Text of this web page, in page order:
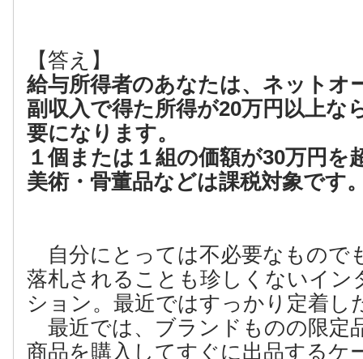
【答え】
給与所得者のあなたは、ネットオ
副収入で得た所得が20万円以上な
要になります。
１個または１組の価額が30万円を
美術・骨董品などは課税対象です
自分にとっては不必要なもので
落札されることも珍しくないイン
ション。最近ではすっかり定着し
最近では、ブランドものの限定
商品を購入してすぐに出品するケ